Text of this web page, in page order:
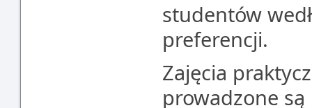
studentów
preferencji.
Zajęcia
prowadzone